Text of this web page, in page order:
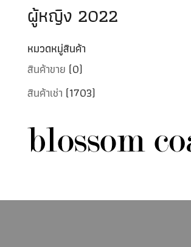
ผู้หญิง 2022
หมวดหมู่สินค้า
สินค้าขาย (0)
สินค้าเช่า (1703)